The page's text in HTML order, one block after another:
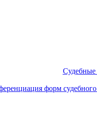
форм судебного